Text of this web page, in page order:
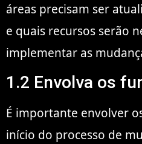
áreas precisam ser
e quais recursos serão
implementar as
1.2 Envolva os
É importante envolver
início do processo de